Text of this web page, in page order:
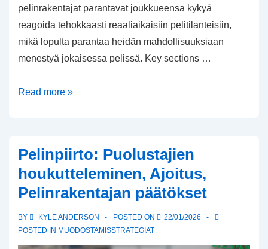
pelinrakentajat parantavat joukkueensa kykyä
reagoida tehokkaasti reaaliaikaisiin pelitilanteisiin,
mikä lopulta parantaa heidän mahdollisuuksiaan
menestyä jokaisessa pelissä. Key sections …
Audibles:
Puolustuksen
lukemiset
Read more »
Pelinpiirto: Puolustajien
houkutteleminen, Ajoitus,
Pelinrakentajan päätökset
BY KYLE ANDERSON POSTED ON
22/01/2026
POSTED IN MUODOSTAMISSTRATEGIAT